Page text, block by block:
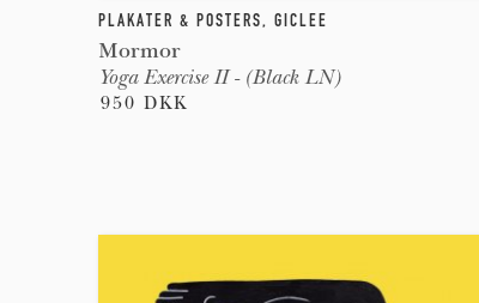
PLAKATER & POSTERS, GICLEE
Mormor
Yoga Exercise II - (Black LN)
950 DKK